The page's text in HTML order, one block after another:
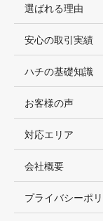
選ばれる理由
安心の取引実績
ハチの基礎知識
お客様の声
対応エリア
会社概要
プライバシーポ